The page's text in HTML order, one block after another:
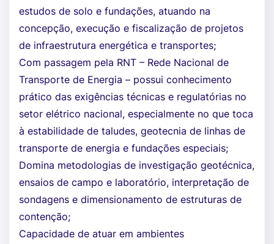
estudos de solo e fundações, atuando na
concepção, execução e fiscalização de projetos
de infraestrutura energética e transportes;
Com passagem pela RNT – Rede Nacional de
Transporte de Energia – possui conhecimento
prático das exigências técnicas e regulatórias no
setor elétrico nacional, especialmente no que toca
à estabilidade de taludes, geotecnia de linhas de
transporte de energia e fundações especiais;
Domina metodologias de investigação geotécnica,
ensaios de campo e laboratório, interpretação de
sondagens e dimensionamento de estruturas de
contenção;
Capacidade de atuar em ambientes